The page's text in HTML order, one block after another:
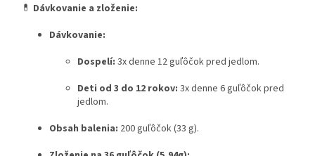
💊 Dávkovanie a zloženie:
Dávkovanie:
Dospelí: 3x denne 12 guľôčok pred jedlom.
Deti od 3 do 12 rokov: 3x denne 6 guľôčok pred
jedlom.
Obsah balenia: 200 guľôčok (33 g).